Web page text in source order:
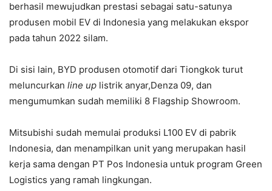
berhasil mewujudkan prestasi sebagai satu-satunya
produsen mobil EV di Indonesia yang melakukan ekspor
pada tahun 2022 silam.
Di sisi lain, BYD produsen otomotif dari Tiongkok turut
meluncurkan line up listrik anyar,Denza 09, dan
mengumumkan sudah memiliki 8 Flagship Showroom.
Mitsubishi sudah memulai produksi L100 EV di pabrik
Indonesia, dan menampilkan unit yang merupakan hasil
kerja sama dengan PT Pos Indonesia untuk program Green
Logistics yang ramah lingkungan.